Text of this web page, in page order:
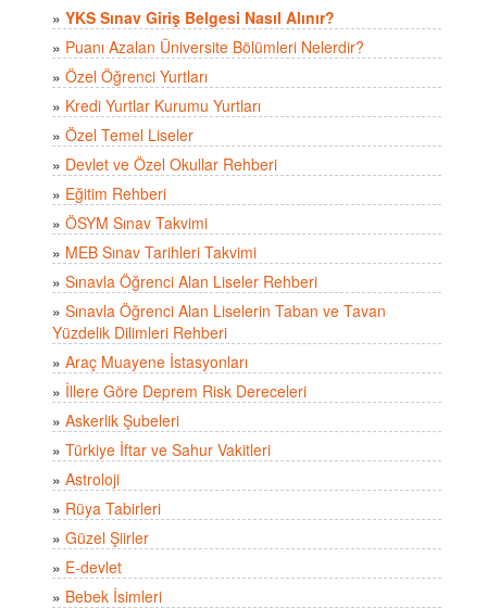
» YKS Sınav Giriş Belgesi Nasıl Alınır?
» Puanı Azalan Üniversite Bölümleri Nelerdir?
» Özel Öğrenci Yurtları
» Kredi Yurtlar Kurumu Yurtları
» Özel Temel Liseler
» Devlet ve Özel Okullar Rehberi
» Eğitim Rehberi
» ÖSYM Sınav Takvimi
» MEB Sınav Tarihleri Takvimi
» Sınavla Öğrenci Alan Liseler Rehberi
» Sınavla Öğrenci Alan Liselerin Taban ve Tavan
Yüzdelik Dilimleri Rehberi
» Araç Muayene İstasyonları
» İllere Göre Deprem Risk Dereceleri
» Askerlik Şubeleri
» Türkiye İftar ve Sahur Vakitleri
» Astroloji
» Rüya Tabirleri
» Güzel Şiirler
» E-devlet
» Bebek İsimleri